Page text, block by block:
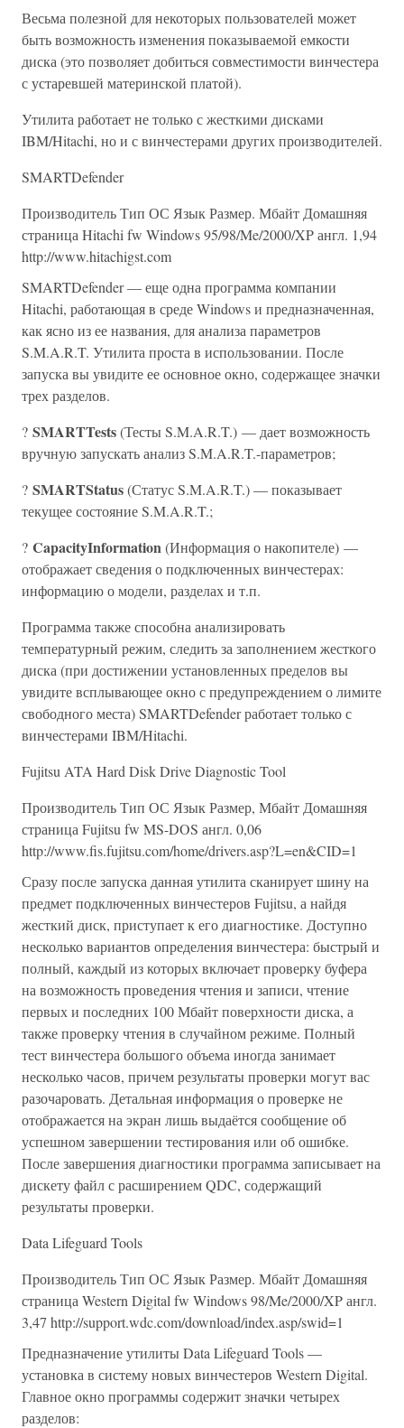
Весьма полезной для некоторых пользователей может
быть возможность изменения показываемой емкости
диска (это позволяет добиться совместимости винчестера
с устаревшей материнской платой).
Утилита работает не только с жесткими дисками
IBM/Hitachi, но и с винчестерами других производителей.
SMARTDefender
Производитель Тип ОС Язык Размер. Мбайт Домашняя
страница Hitachi fw Windows 95/98/Me/2000/XP англ. 1,94
http://www.hitachigst.com
SMARTDefender — еще одна программа компании
Hitachi, работающая в среде Windows и предназначенная,
как ясно из ее названия, для анализа параметров
S.M.A.R.T. Утилита проста в использовании. После
запуска вы увидите ее основное окно, содержащее значки
трех разделов.
? SMARTTests(Тесты S.M.A.R.T.) — дает возможность
вручную запускать анализ S.M.A.R.T.-параметров;
? SMARTStatus(Статус S.M.A.R.T.) — показывает
текущее состояние S.M.A.R.T.;
? CapacityInformation (Информация о накопителе) —
отображает сведения о подключенных винчестерах:
информацию о модели, разделах и т.п.
Программа также способна анализировать
температурный режим, следить за заполнением жесткого
диска (при достижении установленных пределов вы
увидите всплывающее окно с предупреждением о лимите
свободного места) SMARTDefender работает только с
винчестерами IBM/Hitachi.
Fujitsu ATA Hard Disk Drive Diagnostic Tool
Производитель Тип ОС Язык Размер, Мбайт Домашняя
страница Fujitsu fw MS-DOS англ. 0,06
http://www.fis.fujitsu.com/home/drivers.asp?L=en&CID=1
Сразу после запуска данная утилита сканирует шину на
предмет подключенных винчестеров Fujitsu, а найдя
жесткий диск, приступает к его диагностике. Доступно
несколько вариантов определения винчестера: быстрый и
полный, каждый из которых включает проверку буфера
на возможность проведения чтения и записи, чтение
первых и последних 100 Мбайт поверхности диска, а
также проверку чтения в случайном режиме. Полный
тест винчестера большого объема иногда занимает
несколько часов, причем результаты проверки могут вас
разочаровать. Детальная информация о проверке не
отображается на экран лишь выдаётся сообщение об
успешном завершении тестирования или об ошибке.
После завершения диагностики программа записывает на
дискету файл с расширением QDC, содержащий
результаты проверки.
Data Lifeguard Tools
Пpоизводитель Тип ОС Язык Размер. Мбайт Домашняя
страница Western Digital fw Windows 98/Me/2000/XP англ.
3,47 http://support.wdc.com/download/index.asp/swid=1
Предназначение утилиты Data Lifeguard Tools —
установка в систему новых винчестеров Western Digital.
Главное окно программы содержит значки четырех
разделов: